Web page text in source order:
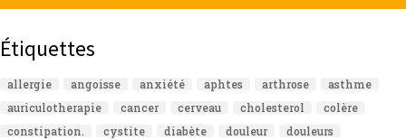
Étiquettes
allergie angoisse anxiété aphtes arthrose
asthme
auriculotherapie
cancer cerveau cholesterol
colère
constipation.
cystite diabète douleur
douleurs